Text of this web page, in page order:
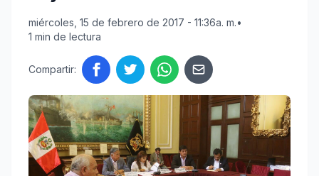
miércoles, 15 de febrero de 2017 - 11:36a. m.•
1 min de lectura
Compartir: